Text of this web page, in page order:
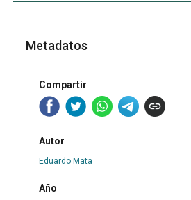
Metadatos
Compartir
Autor
Eduardo Mata
Año